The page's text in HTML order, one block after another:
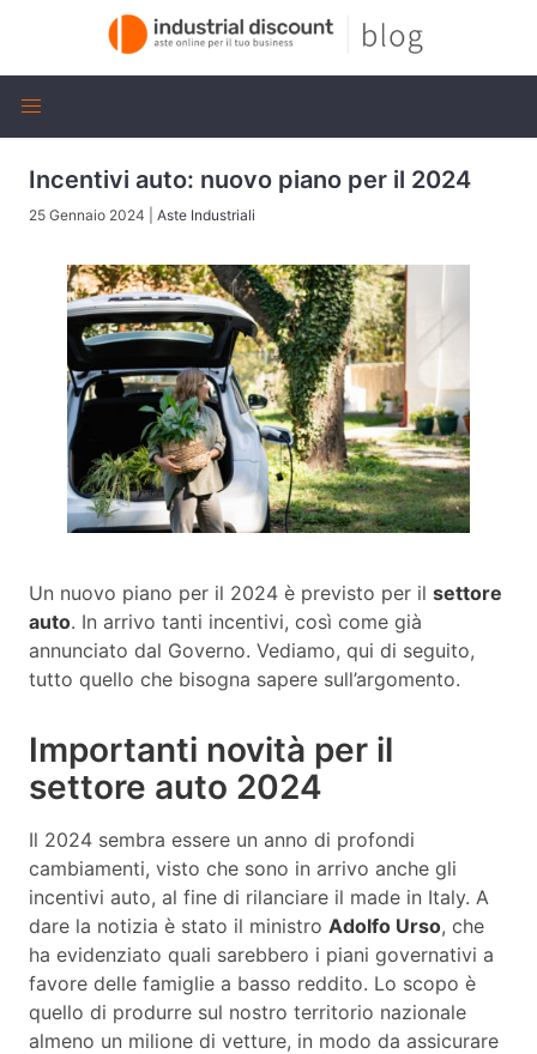
Incentivi auto: nuovo piano per il 2024
25 Gennaio 2024 Aste Industriali
Un nuovo piano per il 2024 è previsto per il settore
auto. In arrivo tanti incentivi, così come già
annunciato dal Governo. Vediamo, qui di seguito,
tutto quello che bisogna sapere sull’argomento.
Importanti novità per il
settore auto 2024
Il 2024 sembra essere un anno di profondi
cambiamenti, visto che sono in arrivo anche gli
incentivi auto, al fine di rilanciare il made in Italy. A
dare la notizia è stato il ministro Adolfo Urso, che
ha evidenziato quali sarebbero i piani governativi a
favore delle famiglie a basso reddito. Lo scopo è
quello di produrre sul nostro territorio nazionale
almeno un milione di vetture, in modo da assicurare